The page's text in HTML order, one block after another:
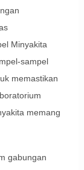
Minyakita
sampel
memastikan
memang
gabungan